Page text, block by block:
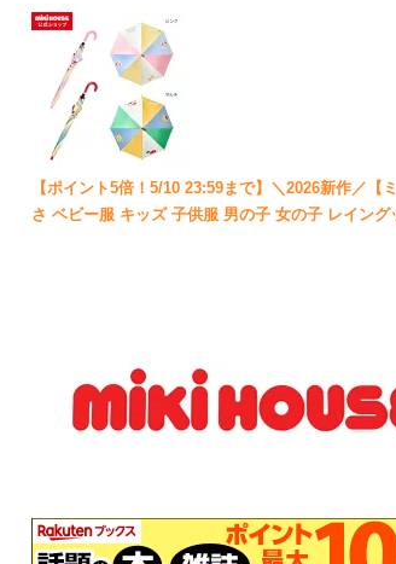
【ポイント5倍！5/10 23:59まで】＼2026新作／
さ ベビー服 キッズ 子供服 男の子 女の子 レイン